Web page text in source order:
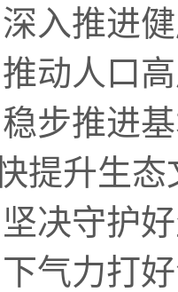
入推进
动人口
步推进
提升生
决守护
气力打